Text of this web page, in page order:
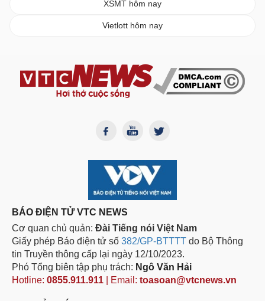
XSMT hôm nay
Vietlott hôm nay
BÁO ĐIỆN TỬ VTC NEWS
Cơ quan chủ quản: Đài Tiếng nói Việt Nam
Giấy phép Báo điện tử số 382/GP-BTTTT do Bộ Thông
tin Truyền thông cấp lại ngày 12/10/2023.
Phó Tổng biên tập phụ trách: Ngô Văn Hải
Hotline: 0855.911.911 | Email: toasoan@vtcnews.vn